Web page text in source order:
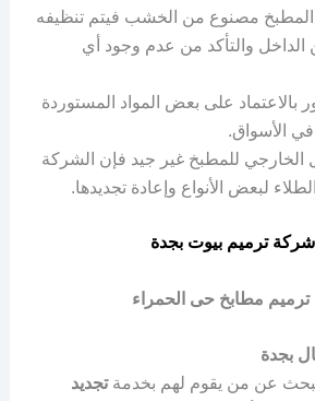
مصنوع من الخشب فيتم تنظيفه
والتأكد من عدم وجود أي
بالاعتماد على بعض المواد المستوردة
في الأسواق.
الخارجي للمطبخ غير جيد فإن الشركة
لبعض الأنواع وإعادة تجديدها.
شركة ترميم بيوت بجدة
مطابخ حى الحمراء
بجدة
عن من يقوم لهم بخدمةتجديد